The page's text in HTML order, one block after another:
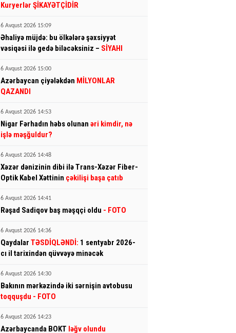
Kuryerlər ŞİKAYƏTÇİDİR
6 Avqust 2026 15:09
Əhaliyə müjdə: bu ölkələrə şəxsiyyət
vəsiqəsi ilə gedə biləcəksiniz – SİYAHI
6 Avqust 2026 15:00
Azərbaycan çiyələkdən MİLYONLAR
QAZANDI
6 Avqust 2026 14:53
Nigar Fərhadın həbs olunan əri kimdir, nə
işlə məşğuldur?
6 Avqust 2026 14:48
Xəzər dənizinin dibi ilə Trans-Xəzər Fiber-
Optik Kabel Xəttinin çəkilişi başa çatıb
6 Avqust 2026 14:41
Rəşad Sadiqov baş məşqçi oldu - FOTO
6 Avqust 2026 14:36
Qaydalar TƏSDİQLƏNDİ: 1 sentyabr 2026-
cı il tarixindən qüvvəyə minəcək
6 Avqust 2026 14:30
Bakının mərkəzində iki sərnişin avtobusu
toqquşdu - FOTO
6 Avqust 2026 14:23
Azərbaycanda BOKT ləğv olundu